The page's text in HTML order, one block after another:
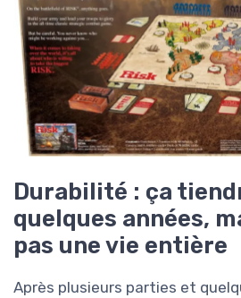
Durabilité : ça
quelques années,
pas une vie entière
Après plusieurs parties et